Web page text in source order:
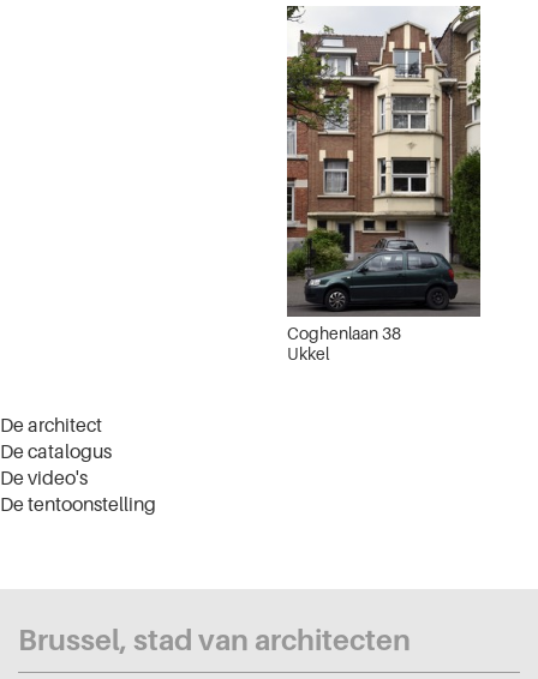
Coghenlaan 38
Ukkel
De architect
De catalogus
De video's
De tentoonstelling
Brussel, stad van architecten